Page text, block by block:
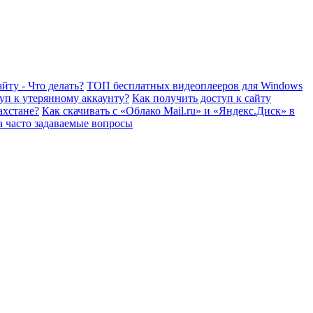
- Что делать? ТОП бесплатных видеоплееров для Windows
к утерянному аккаунту? Как получить доступ к сайту
Как скачивать с «Облако Mail.ru» и «Яндекс.Диск» в
задаваемые вопросы